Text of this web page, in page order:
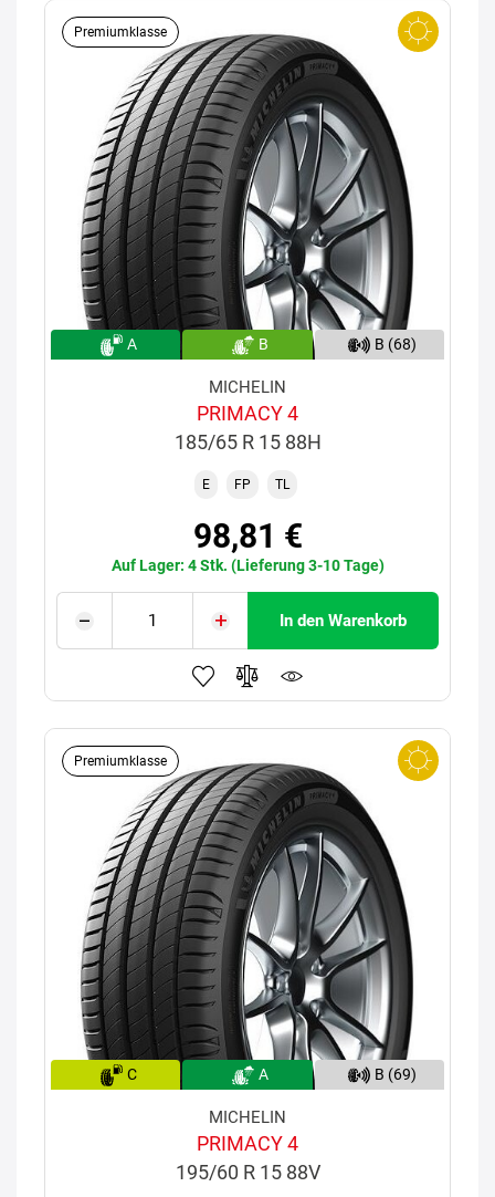
Premiumklasse
A B B (68)
MICHELIN
PRIMACY 4
185/65 R 15 88H
E FP TL
98,81 €
Auf Lager: 4 Stk. (Lieferung 3-10 Tage)
In den Warenkorb
Premiumklasse
C A B (69)
MICHELIN
PRIMACY 4
195/60 R 15 88V